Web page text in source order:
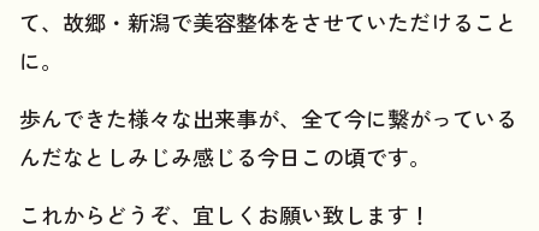
て、故郷・新潟で美容整体をさせていただけること
に。
歩んできた様々な出来事が、全て今に繋がっている
んだなとしみじみ感じる今日この頃です。
これからどうぞ、宜しくお願い致します！